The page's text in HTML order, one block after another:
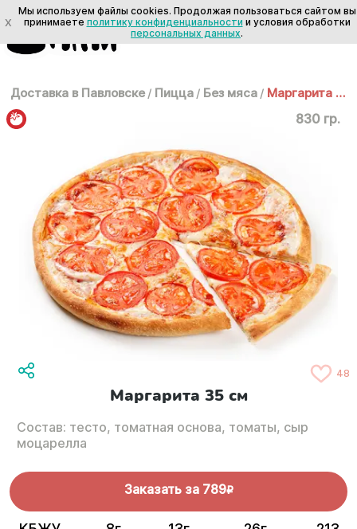
Доставка в Павловске / Пицца / Без мяса / Маргарита 35 см
830 гр.
48
Маргарита 35 см
Состав: тесто, томатная основа, томаты, сыр
моцарелла
Заказать за 789R
X
Мы используем файлы cookies. Продолжая пользоваться сайтом вы
принимаете политику конфиденциальности и условия обработки
персональных данных.